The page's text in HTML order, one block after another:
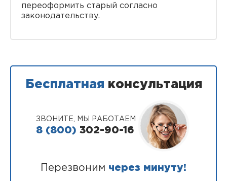
переоформить старый согласно
законодательству.
Бесплатная консультация
ЗВОНИТЕ, МЫ РАБОТАЕМ
8 (800) 302-90-16
Перезвоним через минуту!